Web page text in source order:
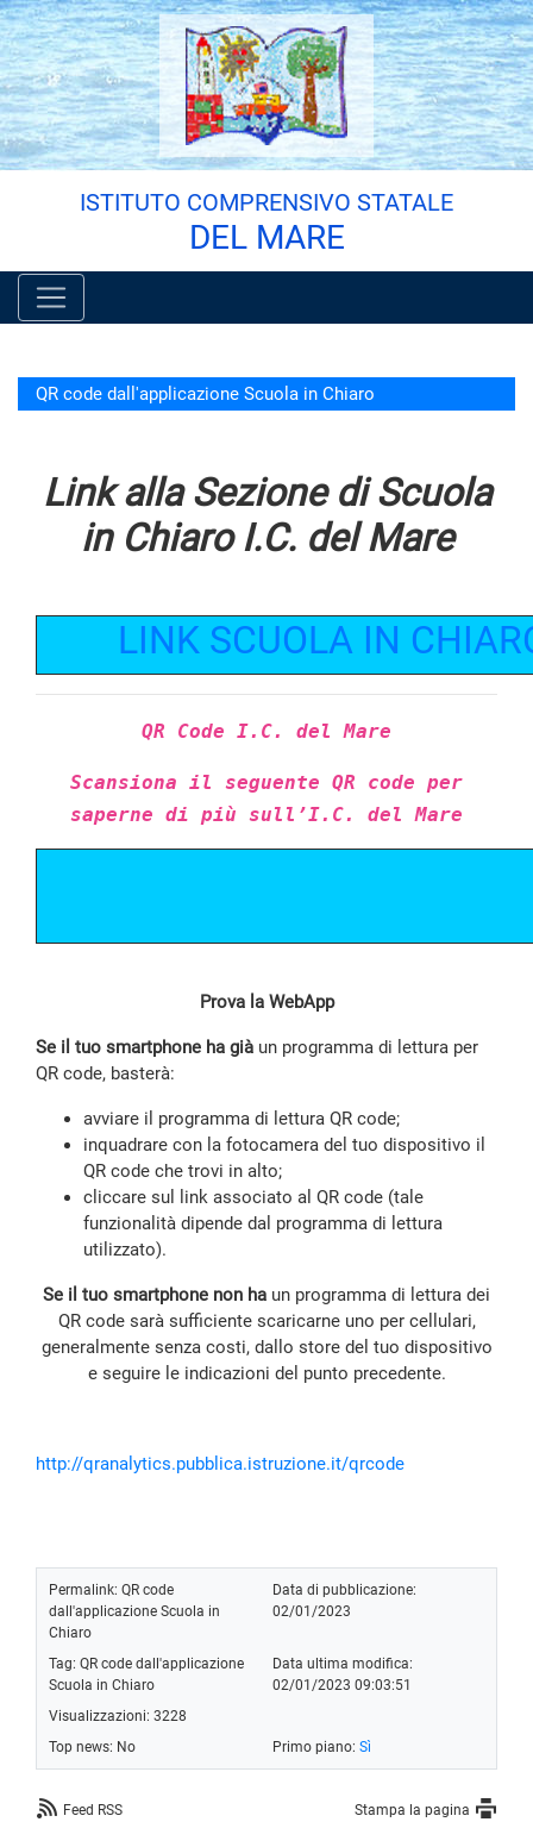
Vai al menù principale
Vai al menù secondario
Vai ai contenuti
Vai a fondo pagina
ISTITUTO COMPRENSIVO STATALE
DEL MARE
QR code dall'applicazione Scuola in Chiaro
Link alla Sezione di Scuola
in Chiaro I.C. del Mare
LINK SCUOLA IN
QR Code I.C. del Mare
Scansiona il seguente QR code per
saperne di più sull’I.C. del Mare
Prova la WebApp
Se il tuo smartphone ha già un programma di lettura per
QR code, basterà:
avviare il programma di lettura QR code;
inquadrare con la fotocamera del tuo dispositivo il
QR code che trovi in alto;
cliccare sul link associato al QR code (tale
funzionalità dipende dal programma di lettura
utilizzato).
Se il tuo smartphone non ha un programma di lettura dei
QR code sarà sufficiente scaricarne uno per cellulari,
generalmente senza costi, dallo store del tuo dispositivo
e seguire le indicazioni del punto precedente.
http://qranalytics.pubblica.istruzione.it/qrcode
Permalink: QR code
dall'applicazione Scuola in
Chiaro
Data di pubblicazione:
02/01/2023
Tag: QR code dall'applicazione
Scuola in Chiaro
Data ultima modifica:
02/01/2023 09:03:51
Visualizzazioni: 3228
Top news: No
Primo piano: Sì
Feed RSS Stampa la pagina